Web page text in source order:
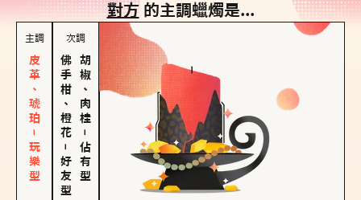
對方的主調蠟燭是...
主調
皮革、琥珀－玩樂型
次調
佛手柑、橙花
－
好友型
胡椒、肉桂
－
佔有型